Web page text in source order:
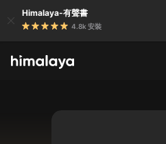
Himalaya-有聲書
4.8k 安裝